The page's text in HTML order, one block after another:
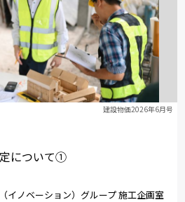
建設物価2026年6月号
について①
イノベーション）グループ 施工企画室